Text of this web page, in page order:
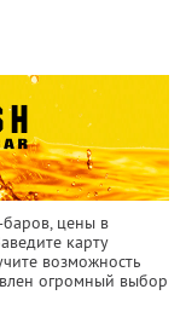
цены в
карту
возможность
огромный выбор